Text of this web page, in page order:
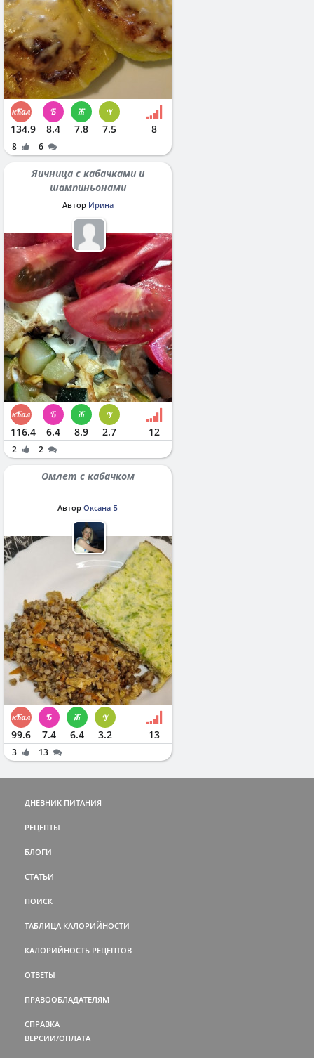
134.9 8.4 7.8 7.5 8
8 6
Яичница с кабачками и
шампиньонами
Автор Ирина
116.4 6.4 8.9 2.7 12
2 2
Омлет с кабачком
Автор Оксана Б
99.6 7.4 6.4 3.2 13
3 13
ДНЕВНИК ПИТАНИЯ
РЕЦЕПТЫ
БЛОГИ
СТАТЬИ
ПОИСК
ТАБЛИЦА КАЛОРИЙНОСТИ
КАЛОРИЙНОСТЬ РЕЦЕПТОВ
ОТВЕТЫ
ПРАВООБЛАДАТЕЛЯМ
СПРАВКА
ВЕРСИИ/ОПЛАТА